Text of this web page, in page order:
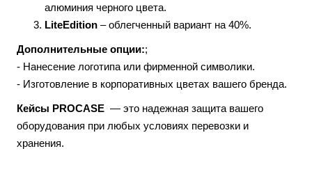
алюминия черного цвета.
LiteEdition – облегченный вариант на 40%.
Дополнительные опции:;
- Нанесение логотипа или фирменной символики.
- Изготовление в корпоративных цветах вашего бренда.
Кейсы PROCASE — это надежная защита вашего
оборудования при любых условиях перевозки и
хранения.